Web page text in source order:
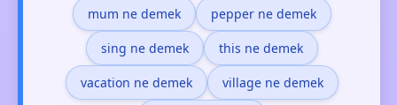
mum ne demek pepper ne demek
sing ne demek this ne demek
vacation ne demek village ne demek